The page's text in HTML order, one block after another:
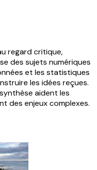
regard critique,
des sujets numériques
et les statistiques
les idées reçues.
aident les
des enjeux complexes.